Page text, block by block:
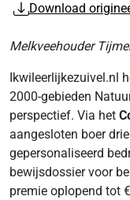
Download
Melkveehouder
Ikwileerlijkezuivel.nl
2000-gebieden
perspectief. Via het
aangesloten boer
gepersonaliseerd
bewijsdossier voor
premie oplopend tot